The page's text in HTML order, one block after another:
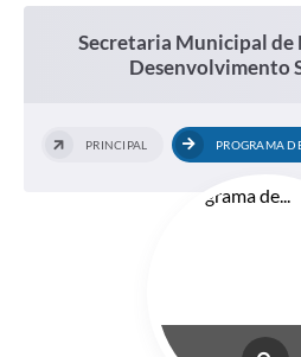
Secretaria Municipal de
Desenvolvimento
PRINCIPAL